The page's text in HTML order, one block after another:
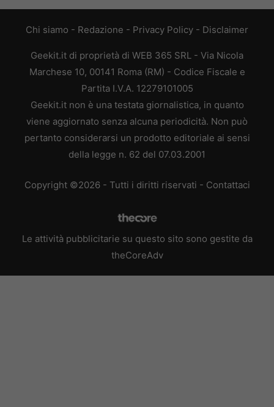
Chi siamo - Redazione - Privacy Policy - Disclaimer
Geekit.it di proprietà di WEB 365 SRL - Via Nicola
Marchese 10, 00141 Roma (RM) - Codice Fiscale e
Partita I.V.A. 12279101005
Geekit.it non è una testata giornalistica, in quanto
viene aggiornato senza alcuna periodicità. Non può
pertanto considerarsi un prodotto editoriale ai sensi
della legge n. 62 del 07.03.2001
Copyright ©2026 - Tutti i diritti riservati - Contattaci
Le attività pubblicitarie su questo sito sono gestite da
theCoreAdv